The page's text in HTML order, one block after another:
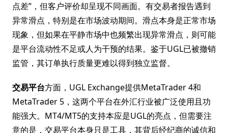
点差”，但客户评价却呈现不同画面。有交易者报告遇到
异常滑点，特别是在市场波动期间。滑点本身是正常市场
现象，但如果在平静市场中也频繁出现异常滑点，则可能
是平台流动性不足或人为干预的结果。鉴于UGL已被撤销
监管，其订单执行质量更难以得到独立监督。
交易平台方面，UGL Exchange提供MetaTrader 4和
MetaTrader 5，这两个平台在外汇行业被广泛使用且功
能强大。MT4/MT5的支持本应是UGL的亮点，但需要注
意的是，交易平台本身只是工具，其背后经纪商的诚信和